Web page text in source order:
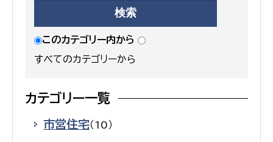
このカテゴリー内から
すべてのカテゴリーから
カテゴリー一覧
市営住宅（10）